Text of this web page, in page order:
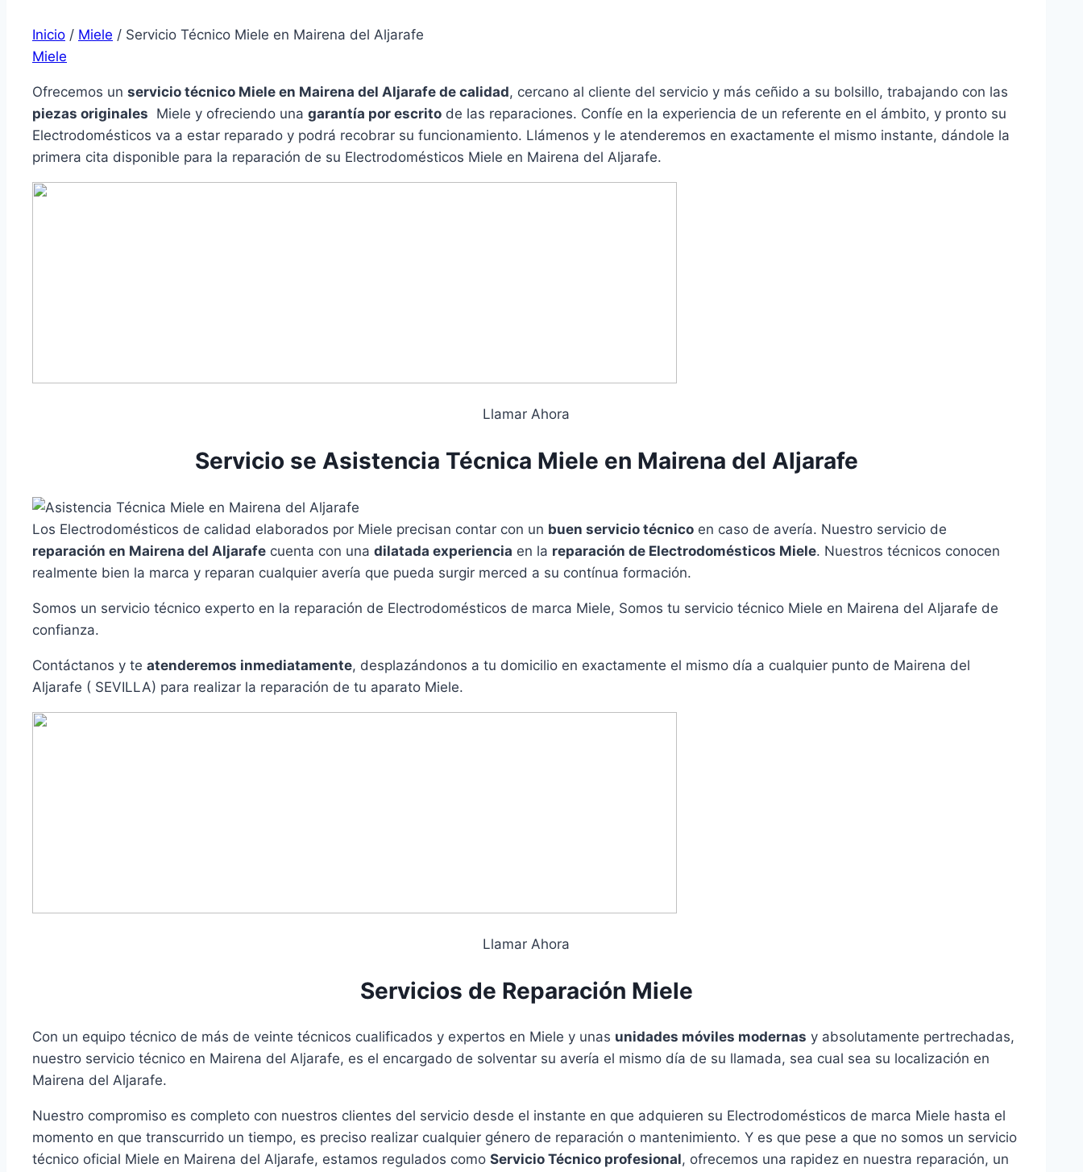
Inicio / Miele / Servicio Técnico Miele en Mairena del Aljarafe
Miele
Ofrecemos un servicio técnico Miele en Mairena del Aljarafe de calidad, cercano al cliente del servicio y más ceñido a su bolsillo, trabajando con las
piezas originales Miele y ofreciendo una garantía por escrito de las reparaciones. Confíe en la experiencia de un referente en el ámbito, y pronto su
Electrodomésticos va a estar reparado y podrá recobrar su funcionamiento. Llámenos y le atenderemos en exactamente el mismo instante, dándole la
primera cita disponible para la reparación de su Electrodomésticos Miele en Mairena del Aljarafe.
Llamar Ahora
Servicio se Asistencia Técnica Miele en Mairena del Aljarafe
Los Electrodomésticos de calidad elaborados por Miele precisan contar con un buen servicio técnico en caso de avería. Nuestro servicio de
reparación en Mairena del Aljarafe cuenta con una dilatada experiencia en la reparación de Electrodomésticos Miele. Nuestros técnicos conocen
realmente bien la marca y reparan cualquier avería que pueda surgir merced a su contínua formación.
Somos un servicio técnico experto en la reparación de Electrodomésticos de marca Miele, Somos tu servicio técnico Miele en Mairena del Aljarafe de
confianza.
Contáctanos y te atenderemos inmediatamente, desplazándonos a tu domicilio en exactamente el mismo día a cualquier punto de Mairena del
Aljarafe ( SEVILLA) para realizar la reparación de tu aparato Miele.
Llamar Ahora
Servicios de Reparación Miele
Con un equipo técnico de más de veinte técnicos cualificados y expertos en Miele y unas unidades móviles modernas y absolutamente pertrechadas,
nuestro servicio técnico en Mairena del Aljarafe, es el encargado de solventar su avería el mismo día de su llamada, sea cual sea su localización en
Mairena del Aljarafe.
Nuestro compromiso es completo con nuestros clientes del servicio desde el instante en que adquieren su Electrodomésticos de marca Miele hasta el
momento en que transcurrido un tiempo, es preciso realizar cualquier género de reparación o mantenimiento. Y es que pese a que no somos un servicio
técnico oficial Miele en Mairena del Aljarafe, estamos regulados como Servicio Técnico profesional, ofrecemos una rapidez en nuestra reparación, un